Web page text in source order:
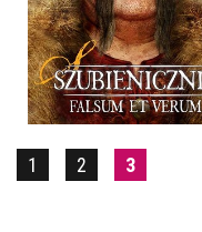
OPRAWA MIĘKKA
39,90 ZŁ
1 2 3